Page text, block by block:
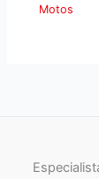
Motos